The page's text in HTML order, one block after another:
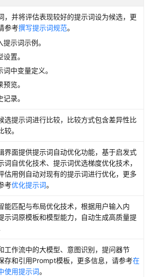
，并将评估表现较好的提示词设为候选，更
参考撰写提示词规范。
提示词示例。
置。
词中变量定义。
览。
录。
选提示词进行比较，比较方式包含差异性比
。
界面提供提示词自动优化功能，基于启发式
词自优化技术、提示词优选梯度优化技术，
估用例自动对现有的提示词进行优化，更多
考优化提示词。
能匹配与布局优化技术，根据用户输入内
示词原模板和模型能力，自动生成高质量提
工作流中的大模型、意图识别，提问器节
存和引用Prompt模板，更多信息，请参考在
使用提示词。